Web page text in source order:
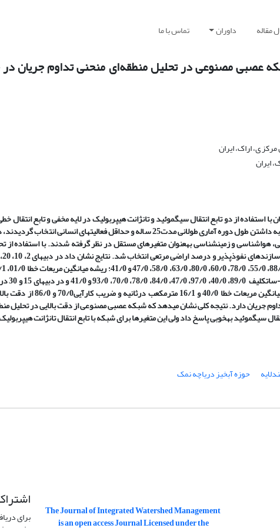
مقاله داوران تماس با ما
عصبی مصنوعی در تحلیل منطقه‌ای منحنی تداوم جریان
ی، اراک، ایران
ایران
از دو تابع انتقال سیگموئید و تانژانت هیپربولیک در لایه مخفی و تابع انتقال
فیزیوگرافی، هواشناسی و زمین­شناسی به­عنوان متغیرهای مستقل در نظر گرفته شدند. با استفاده از
68/1، 11/1، 78/1، 98/0، 17/0، 21/0 و 21/0 مترمکعب
تابع تانژانت هیپربولیک در لایه پنهان به­ترتیب با ضریب تبیین94/0 و 80/0، ریشه میانگین مربعات خطا 40/0 و 16/1
حوزه آبخیز دریاچه نمک
The Journal of Integrated Watershed Management
is an open access Journal Licensed under the برای